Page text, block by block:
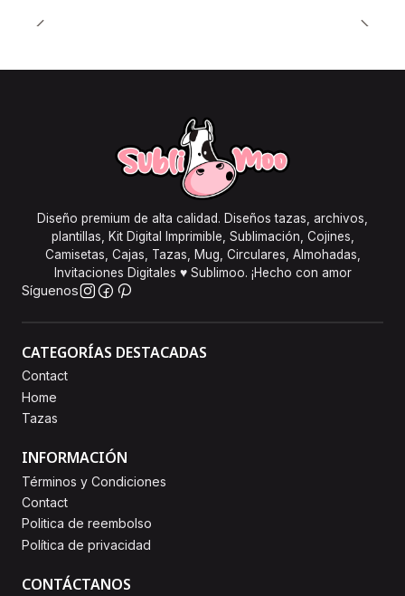
Diseño premium de alta calidad. Diseños tazas, archivos,
plantillas, Kit Digital Imprimible, Sublimación, Cojines,
Camisetas, Cajas, Tazas, Mug, Circulares, Almohadas,
Invitaciones Digitales ♥ Sublimoo. ¡Hecho con amor
Síguenos
CATEGORÍAS DESTACADAS
Contact
Home
Tazas
INFORMACIÓN
Términos y Condiciones
Contact
Politica de reembolso
Política de privacidad
CONTÁCTANOS